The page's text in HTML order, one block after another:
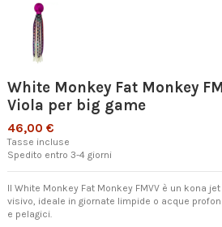
White Monkey Fat Monkey
Viola per big game
46,00 €
Tasse incluse
Spedito entro 3-4 giorni
Il White Monkey Fat Monkey FMVV è un kona
visivo, ideale in giornate limpide o acque
e pelagici.